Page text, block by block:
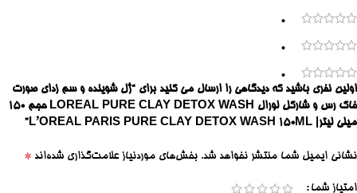
0
0
0
اولین نفری باشید که دیدگاهی را ارسال می کنید برای “ژل شوینده و سم زدای صورت
خاک رس و شارکل لورال LOREAL PURE CLAY DETOX WASH حجم 150
میلی لیتر| L’OREAL PARIS PURE CLAY DETOX WASH 150ML”
نشانی ایمیل شما منتشر نخواهد شد. بخش‌های موردنیاز علامت‌گذاری شده‌اند *
امتیاز شما